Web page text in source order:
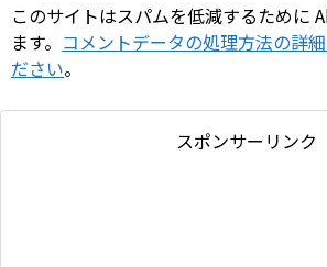
このサイトはスパムを低減するために
ます。 コメントデータの処理方法の詳
ださい。
スポンサーリンク